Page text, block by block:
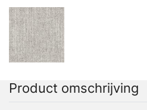
Product omschrijving